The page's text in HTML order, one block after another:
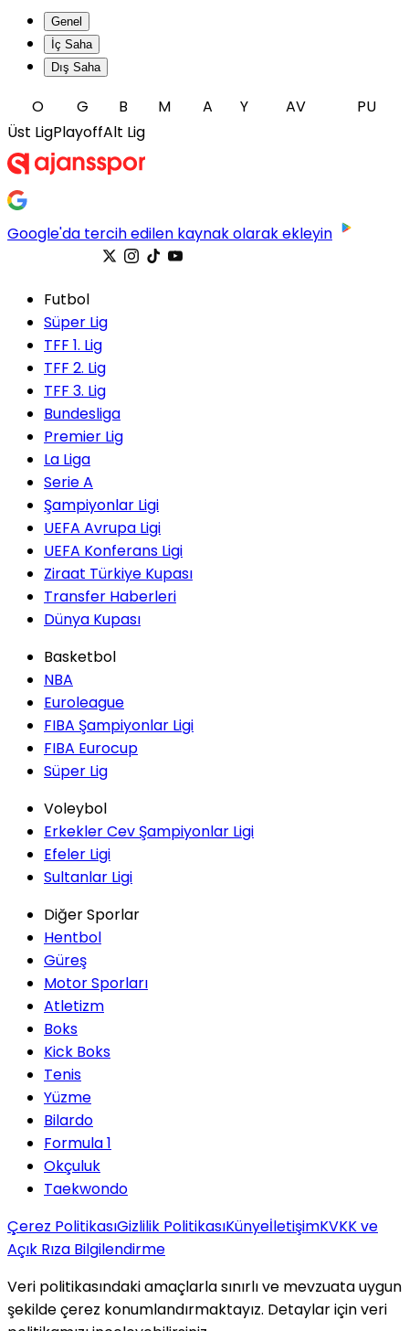
Genel
İç Saha
Dış Saha
O G B M A Y AV
PU
Üst LigPlayoffAlt Lig
Google'da tercih edilen kaynak olarak ekleyin
Futbol
Süper Lig
TFF 1. Lig
TFF 2. Lig
TFF 3. Lig
Bundesliga
Premier Lig
La Liga
Serie A
Şampiyonlar Ligi
UEFA Avrupa Ligi
UEFA Konferans Ligi
Ziraat Türkiye Kupası
Transfer Haberleri
Dünya Kupası
Basketbol
NBA
Euroleague
FIBA Şampiyonlar Ligi
FIBA Eurocup
Süper Lig
Voleybol
Erkekler Cev Şampiyonlar Ligi
Efeler Ligi
Sultanlar Ligi
Diğer Sporlar
Hentbol
Güreş
Motor Sporları
Atletizm
Boks
Kick Boks
Tenis
Yüzme
Bilardo
Formula 1
Okçuluk
Taekwondo
Çerez PolitikasıGizlilik PolitikasıKünyeİletişimKVKK ve
Açık Rıza Bilgilendirme
Veri politikasındaki amaçlarla sınırlı ve mevzuata uygun
şekilde çerez konumlandırmaktayız. Detaylar için veri